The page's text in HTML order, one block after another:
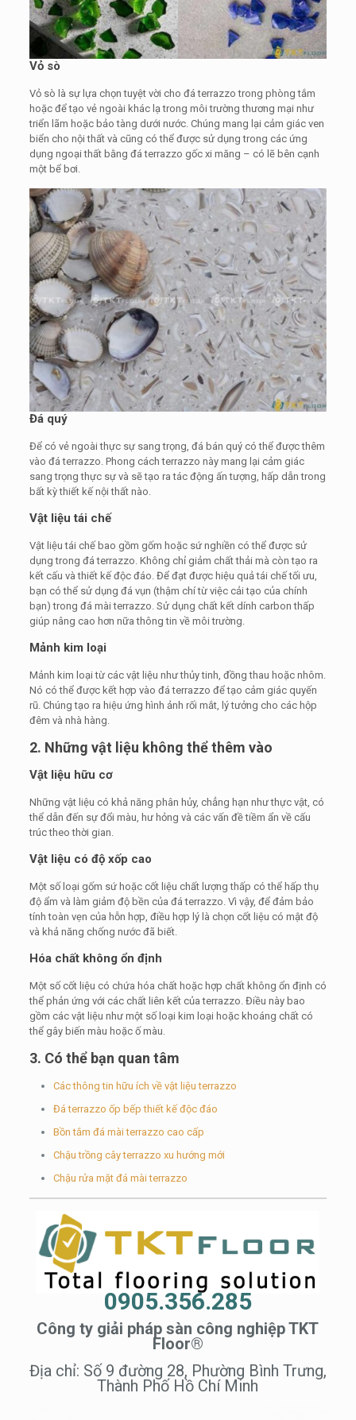
Vỏ sò
Vỏ sò là sự lựa chọn tuyệt vời cho đá terrazzo trong phòng tắm
hoặc để tạo vẻ ngoài khác lạ trong môi trường thương mại như
triển lãm hoặc bảo tàng dưới nước. Chúng mang lại cảm giác ven
biển cho nội thất và cũng có thể được sử dụng trong các ứng
dụng ngoại thất bằng đá terrazzo gốc xi măng – có lẽ bên cạnh
một bể bơi.
Đá quý
Để có vẻ ngoài thực sự sang trọng, đá bán quý có thể được thêm
vào đá terrazzo. Phong cách terrazzo này mang lại cảm giác
sang trọng thực sự và sẽ tạo ra tác động ấn tượng, hấp dẫn trong
bất kỳ thiết kế nội thất nào.
Vật liệu tái chế
Vật liệu tái chế bao gồm gốm hoặc sứ nghiền có thể được sử
dụng trong đá terrazzo. Không chỉ giảm chất thải mà còn tạo ra
kết cấu và thiết kế độc đáo. Để đạt được hiệu quả tái chế tối ưu,
bạn có thể sử dụng đá vụn (thậm chí từ việc cải tạo của chính
bạn) trong đá mài terrazzo. Sử dụng chất kết dính carbon thấp
giúp nâng cao hơn nữa thông tin về môi trường.
Mảnh kim loại
Mảnh kim loại từ các vật liệu như thủy tinh, đồng thau hoặc nhôm.
Nó có thể được kết hợp vào đá terrazzo để tạo cảm giác quyến
rũ. Chúng tạo ra hiệu ứng hình ảnh rối mắt, lý tưởng cho các hộp
đêm và nhà hàng.
2. Những vật liệu không thể thêm vào
Vật liệu hữu cơ
Những vật liệu có khả năng phân hủy, chẳng hạn như thực vật, có
thể dẫn đến sự đổi màu, hư hỏng và các vấn đề tiềm ẩn về cấu
trúc theo thời gian.
Vật liệu có độ xốp cao
Một số loại gốm sứ hoặc cốt liệu chất lượng thấp có thể hấp thụ
độ ẩm và làm giảm độ bền của đá terrazzo. Vì vậy, để đảm bảo
tính toàn vẹn của hỗn hợp, điều hợp lý là chọn cốt liệu có mật độ
và khả năng chống nước đã biết.
Hóa chất không ổn định
Một số cốt liệu có chứa hóa chất hoặc hợp chất không ổn định có
thể phản ứng với các chất liên kết của terrazzo. Điều này bao
gồm các vật liệu như một số loại kim loại hoặc khoáng chất có
thể gây biến màu hoặc ố màu.
3. Có thể bạn quan tâm
Các thông tin hữu ích về vật liệu terrazzo
Đá terrazzo ốp bếp thiết kế độc đáo
Bồn tắm đá mài terrazzo cao cấp
Chậu trồng cây terrazzo xu hướng mới
Chậu rửa mặt đá mài terrazzo
0905.356.285
Công ty giải pháp sàn công nghiệp TKT
Floor®
Địa chỉ: Số 9 đường 28, Phường Bình Trưng,
Thành Phố Hồ Chí Minh